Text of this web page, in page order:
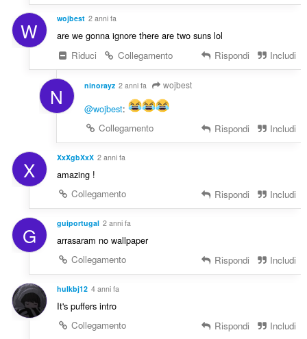
W wojbest 2 anni fa
are we gonna ignore there are two suns lol
Riduci
Collegamento Rispondi Includi
N ninorayz 2 anni fa wojbest
@wojbest:
Collegamento
Rispondi Includi
X XxXgbXxX 2 anni fa
amazing !
Collegamento
Rispondi Includi
G guiportugal 2 anni fa
arrasaram no wallpaper
Collegamento
Rispondi Includi
hulkbj12 4 anni fa
It's puffers intro
Collegamento
Rispondi Includi